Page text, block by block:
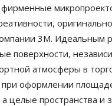
3M. Идеальным
атмосферы в
оформлении
пространства и